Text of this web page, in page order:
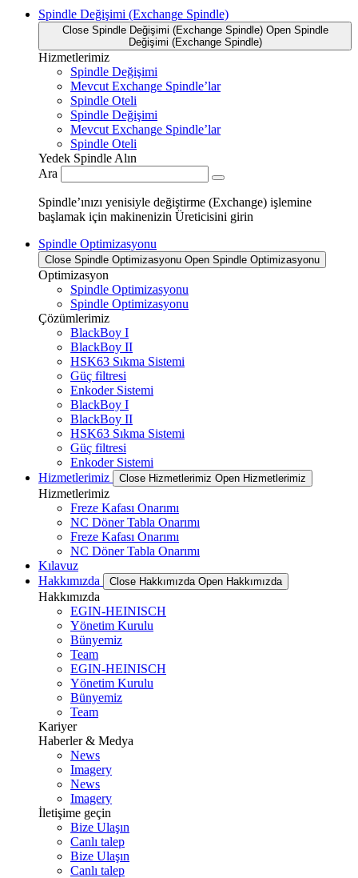
Spindle Değişimi (Exchange Spindle)
Close Spindle Değişimi (Exchange Spindle) Open Spindle
Değişimi (Exchange Spindle)
Hizmetlerimiz
Spindle Değişimi
Mevcut Exchange Spindle’lar
Spindle Oteli
Spindle Değişimi
Mevcut Exchange Spindle’lar
Spindle Oteli
Yedek Spindle Alın
Ara
Spindle’ınızı yenisiyle değiştirme (Exchange) işlemine
başlamak için makinenizin Üreticisini girin
Spindle Optimizasyonu
Close Spindle Optimizasyonu Open Spindle Optimizasyonu
Optimizasyon
Spindle Optimizasyonu
Spindle Optimizasyonu
Çözümlerimiz
BlackBoy I
BlackBoy II
HSK63 Sıkma Sistemi
Güç filtresi
Enkoder Sistemi
BlackBoy I
BlackBoy II
HSK63 Sıkma Sistemi
Güç filtresi
Enkoder Sistemi
Hizmetlerimiz
Close Hizmetlerimiz Open Hizmetlerimiz
Hizmetlerimiz
Freze Kafası Onarımı
NC Döner Tabla Onarımı
Freze Kafası Onarımı
NC Döner Tabla Onarımı
Kılavuz
Hakkımızda
Close Hakkımızda Open Hakkımızda
Hakkımızda
EGIN-HEINISCH
Yönetim Kurulu
Bünyemiz
Team
EGIN-HEINISCH
Yönetim Kurulu
Bünyemiz
Team
Kariyer
Haberler & Medya
News
Imagery
News
Imagery
İletişime geçin
Bize Ulaşın
Canlı talep
Bize Ulaşın
Canlı talep